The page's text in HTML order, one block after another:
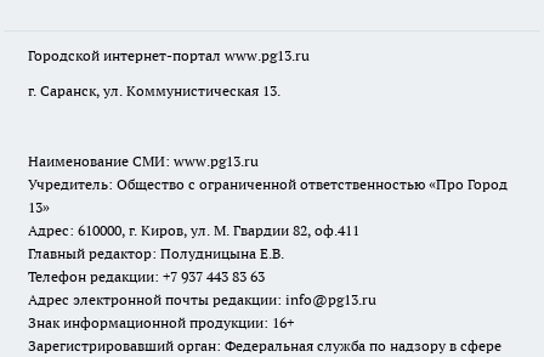
Городской интернет-портал www.pg13.ru
г. Саранск, ул. Коммунистическая 13.
Наименование СМИ: www.pg13.ru
Учредитель: Общество с ограниченной ответственностью «Про Город
13»
Адрес: 610000, г. Киров, ул. М. Гвардии 82, оф.411
Главный редактор: Полудницына Е.В.
Телефон редакции: +7 937 443 83 63
Адрес электронной почты редакции: info@pg13.ru
Знак информационной продукции: 16+
Зарегистрировавший орган: Федеральная служба по надзору в сфере